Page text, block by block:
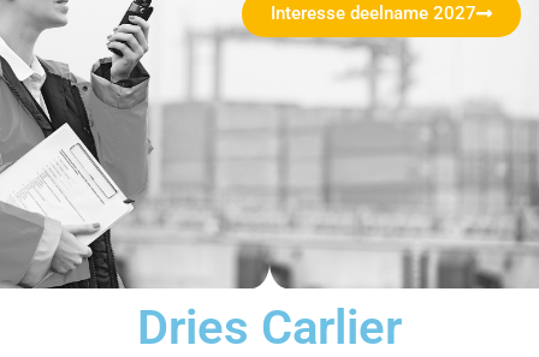
Interesse deelname 2027
Dries Carlier